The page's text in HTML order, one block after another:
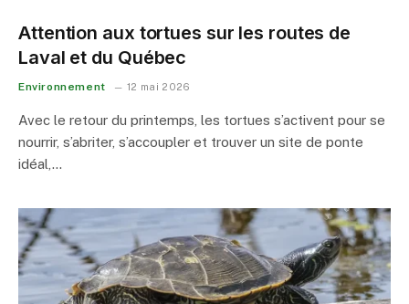
Attention aux tortues sur les routes de
Laval et du Québec
Environnement 12 mai 2026
Avec le retour du printemps, les tortues s’activent pour se
nourrir, s’abriter, s’accoupler et trouver un site de ponte
idéal,…